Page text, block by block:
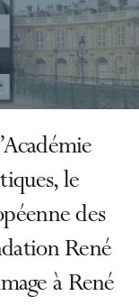
le
des
René
à René